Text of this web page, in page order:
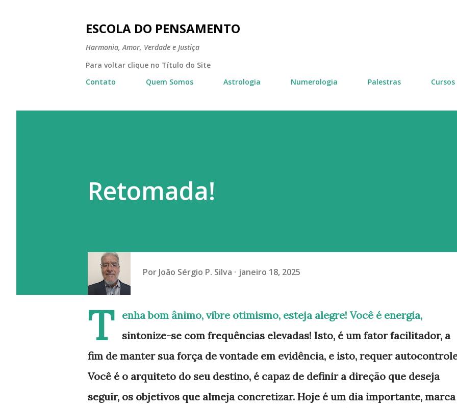
ESCOLA DO PENSAMENTO
Harmonia, Amor, Verdade e Justiça
Para voltar clique no Título do Site
Contato
Quem Somos Astrologia Numerologia Palestras Cursos
Retomada!
Por João Sérgio P. Silva janeiro 18, 2025
T
enha bom ânimo, vibre otimismo, esteja alegre! Você é energia,
sintonize-se com frequências elevadas! Isto, é um fator facilitador, a
fim de manter sua força de vontade em evidência, e isto, requer
Você é o arquiteto do seu destino, é capaz de definir a direção que deseja
seguir, os objetivos que almeja concretizar. Hoje é um dia importante,